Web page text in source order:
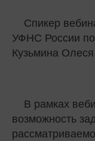
Спикер
УФНС России по
Кузьмина
В рамках
возможность